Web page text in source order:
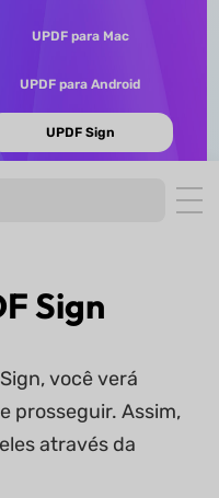
UPDF para Mac
UPDF para Android
UPDF Sign
Sign
você verá
prosseguir. Assim,
através da